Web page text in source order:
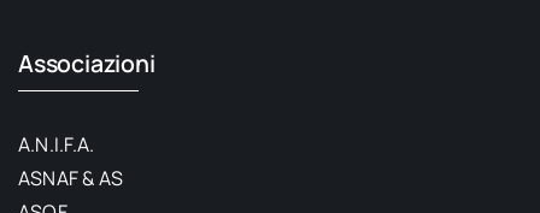
Associazioni
A.N.I.F.A.
ASNAF & AS